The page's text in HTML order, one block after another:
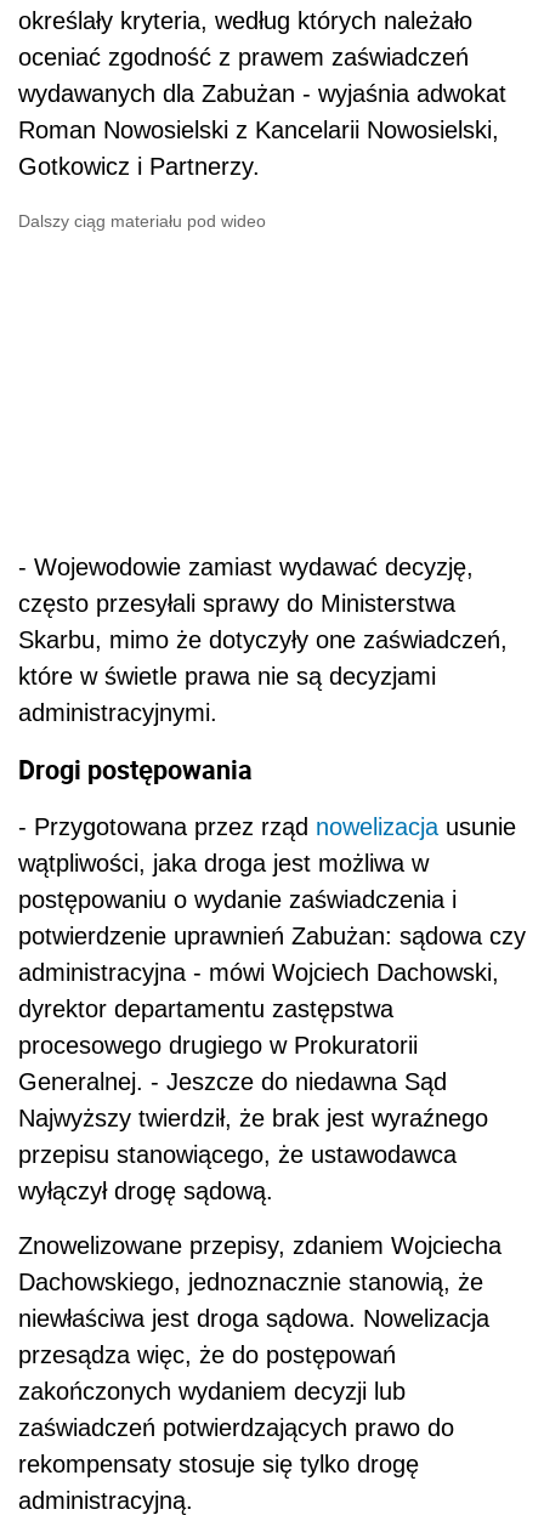
określały kryteria, według których należało
oceniać zgodność z prawem zaświadczeń
wydawanych dla Zabużan - wyjaśnia adwokat
Roman Nowosielski z Kancelarii Nowosielski,
Gotkowicz i Partnerzy.
Dalszy ciąg materiału pod wideo
- Wojewodowie zamiast wydawać decyzję,
często przesyłali sprawy do Ministerstwa
Skarbu, mimo że dotyczyły one zaświadczeń,
które w świetle prawa nie są decyzjami
administracyjnymi.
Drogi postępowania
- Przygotowana przez rząd nowelizacja usunie
wątpliwości, jaka droga jest możliwa w
postępowaniu o wydanie zaświadczenia i
potwierdzenie uprawnień Zabużan: sądowa czy
administracyjna - mówi Wojciech Dachowski,
dyrektor departamentu zastępstwa
procesowego drugiego w Prokuratorii
Generalnej. - Jeszcze do niedawna Sąd
Najwyższy twierdził, że brak jest wyraźnego
przepisu stanowiącego, że ustawodawca
wyłączył drogę sądową.
Znowelizowane przepisy, zdaniem Wojciecha
Dachowskiego, jednoznacznie stanowią, że
niewłaściwa jest droga sądowa. Nowelizacja
przesądza więc, że do postępowań
zakończonych wydaniem decyzji lub
zaświadczeń potwierdzających prawo do
rekompensaty stosuje się tylko drogę
administracyjną.